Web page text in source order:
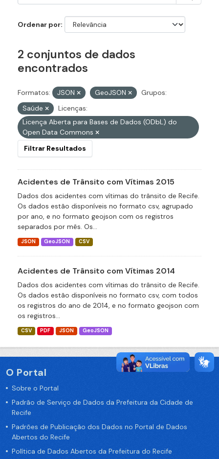
Ordenar por
2 conjuntos de dados
encontrados
Formatos: JSON GeoJSON
Grupos:
Saúde
Licenças:
Licença Aberta para Bases de Dados (ODbL) do
Open Data Commons
Filtrar Resultados
Acidentes de Trânsito com Vítimas 2015
Dados dos acidentes com vítimas do trânsito de Recife.
Os dados estão disponíveis no formato csv, agrupado
por ano, e no formato geojson com os registros
separados por mês. Os...
JSON GeoJSON CSV
Acidentes de Trânsito com Vítimas 2014
Dados dos acidentes com vítimas do trânsito de Recife.
Os dados estão disponíveis no formato csv, com todos
os registros do ano de 2014, e no formato geojson com
os registros...
CSV PDF JSON GeoJSON
O Portal
Sobre o Portal
Padrão de Serviço de Dados da Prefeitura da Cidade de
Recife
Padrões de Publicação dos Dados no Portal de Dados
Abertos do Recife
Política de Dados Abertos da Prefeitura do Recife